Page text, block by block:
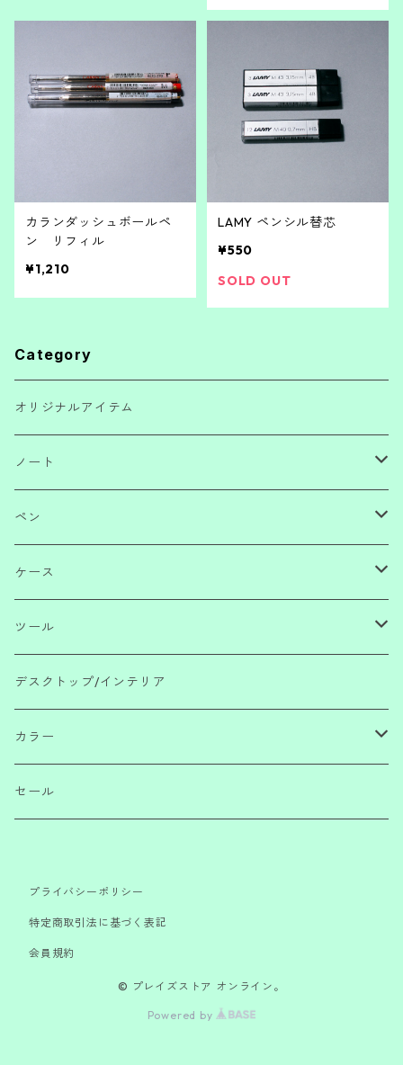
カランダッシュボールペ
ン リフィル
¥1,210
LAMY ペンシル替芯
¥550
SOLD OUT
Category
オリジナルアイテム
ノート
ノートブック
ノートパッド
メモ
リフィル・ツール
ペン
ボールペン・サインペン
ペンシル
えんぴつ
万年筆・筆
インク・リフィル
ケース
ペンケース
ポーチ・財布
ファイル
ツール
消しゴム・のり・テープ・付箋・定規
ハサミ・ナイフ・テープカッター
マグネット・クリップ・バンド・ペンホルダー
デスクトップ/インテリア
カラー
レッド/ピンク
イエロー/オレンジ
パープル/ネイビー
カーキ/ブラウン/ベージュ
セール
プライバシーポリシー
特定商取引法に基づく表記
会員規約
© プレイズストア オンライン。
Powered by